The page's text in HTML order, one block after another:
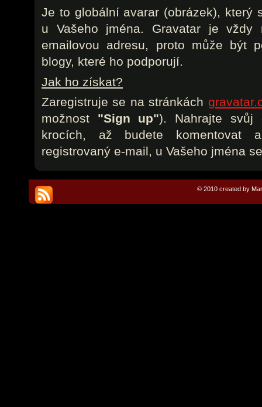
Je to globální avarar (obrázek), který
u Vašeho jména. Gravatar je vždy
emailovou adresu, proto může být
blogy, které ho podporují.
Jak ho získat?
Zaregistruje se na stránkách
možnost "Sign up"). Nahrajte svůj
krocích, až budete komentovat
registrovaný e-mail, u Vašeho jména
© 2010 created by